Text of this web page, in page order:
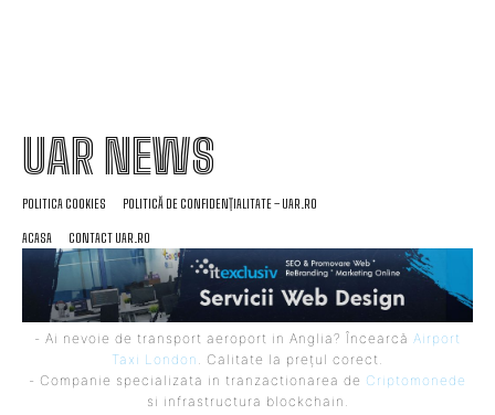
UAR NEWS
POLITICA COOKIES POLITICĂ DE CONFIDENȚIALITATE – UAR.RO
ACASA CONTACT UAR.RO
- Ai nevoie de transport aeroport in Anglia? Încearcă Airport
Taxi London . Calitate la prețul corect.
- Companie specializata in tranzactionarea de Criptomonede
si infrastructura blockchain.